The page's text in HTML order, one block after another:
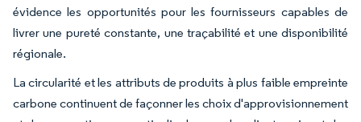
évidence les opportunités pour les fournisseurs capables de
livrer une pureté constante, une traçabilité et une disponibilité
régionale.
La circularité et les attributs de produits à plus faible empreinte
carbone continuent de façonner les choix d'approvisionnement